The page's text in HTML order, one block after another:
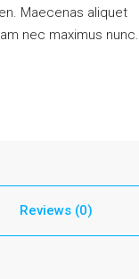
Maecenas aliquet
nec maximus nunc.
Reviews (0)